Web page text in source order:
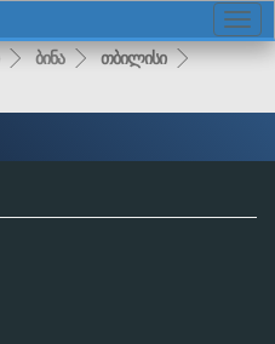
ბინა თბილისი